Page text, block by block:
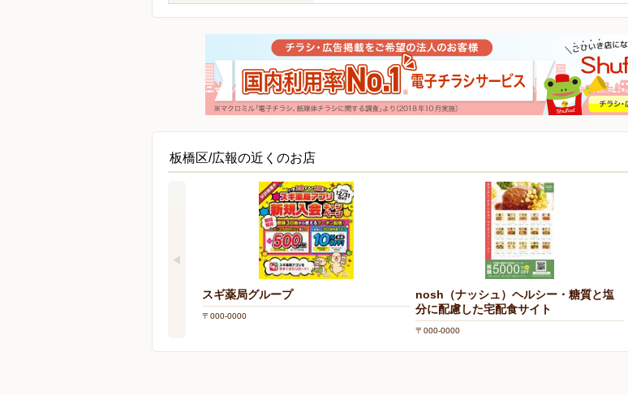
板橋区/広報の近くのお店
スギ薬局グループ
〒000-0000
nosh（ナッシュ）ヘルシー・糖質と塩
分に配慮した宅配食サイト
〒000-0000